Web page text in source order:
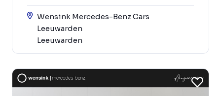
Wensink Mercedes-Benz Cars
Leeuwarden
Leeuwarden